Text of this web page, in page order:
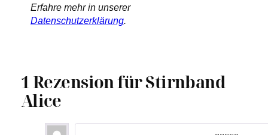
Erfahre mehr in unserer
Datenschutzerklärung.
1 Rezension fürStirnband
Alice